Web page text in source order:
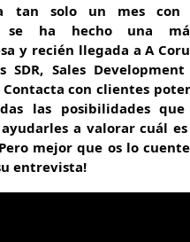
tan solo un mes con
se ha hecho una
y recién llegada a A
SDR, Sales
Contacta con clientes
las posibilidades
a valorar cuál
mejor que os lo
entrevista!